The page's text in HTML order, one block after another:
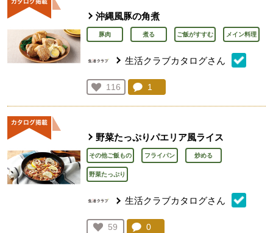
沖縄風豚の角煮
豚肉 煮る ご飯がすすむ メイン料理
生活クラブカタログさん
お気に入り登録：
116
人が登録
コメント：
1
野菜たっぷりパエリア風ライス
その他ご飯もの フライパン 炒める
野菜たっぷり
生活クラブカタログさん
お気に入り登録：
59
コメント：
0